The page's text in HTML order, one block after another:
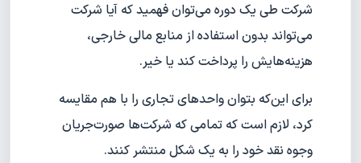
شرکت طی یک دوره می‌توان فهمید که آیا شرکت
می‌تواند بدون استفاده از منابع مالی خارجی،
هزینه‌هایش را پرداخت کند یا خیر.
برای این‌که بتوان واحدهای تجاری را با هم مقایسه
کرد، لازم است که تمامی که شرکت‌ها صورت‌جریان
وجوه نقد خود را به یک شکل منتشر کنند.